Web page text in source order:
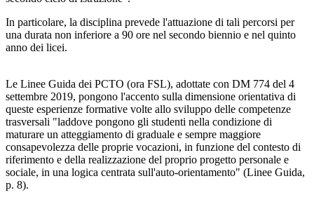
In particolare, la disciplina prevede l'attuazione di tali percorsi per
una durata non inferiore a 90 ore nel secondo biennio e nel quinto
anno dei licei.
Le Linee Guida dei PCTO (ora FSL), adottate con DM 774 del 4
settembre 2019, pongono l'accento sulla dimensione orientativa di
queste esperienze formative volte allo sviluppo delle competenze
trasversali "laddove pongono gli studenti nella condizione di
maturare un atteggiamento di graduale e sempre maggiore
consapevolezza delle proprie vocazioni, in funzione del contesto di
riferimento e della realizzazione del proprio progetto personale e
sociale, in una logica centrata sull'auto-orientamento" (Linee Guida,
p. 8).